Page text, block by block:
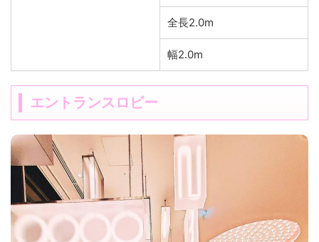
全長2.0m
幅2.0m
エントランスロビー